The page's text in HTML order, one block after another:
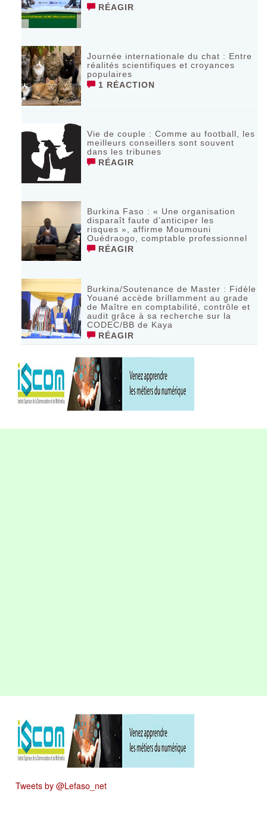
RÉAGIR
Journée internationale du chat : Entre
réalités scientifiques et croyances
populaires
1 RÉACTION
Vie de couple : Comme au football, les
meilleurs conseillers sont souvent
dans les tribunes
RÉAGIR
Burkina Faso : « Une organisation
disparaît faute d’anticiper les
risques », affirme Moumouni
Ouédraogo, comptable professionnel
RÉAGIR
Burkina/Soutenance de Master : Fidèle
Youané accède brillamment au grade
de Maître en comptabilité, contrôle et
audit grâce à sa recherche sur la
CODEC/BB de Kaya
RÉAGIR
Tweets by @Lefaso_net